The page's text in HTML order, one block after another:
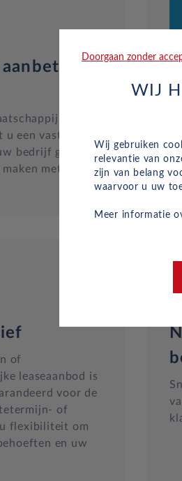
u een vast
bedrijf geen
met
of
leaseaanbod is
voor de
of
u flexibiliteit om
en uw
Doorgaan zonder
WIJ
Wij gebruiken
relevantie van
zijn van belang
waarvoor u uw
Meer informatie